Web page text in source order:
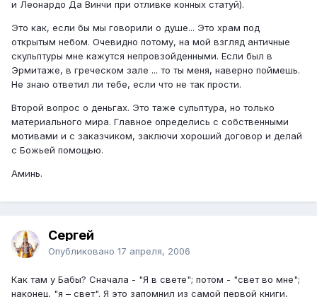
и Леонардо Да Винчи при отливке конных статуй).
Это как, если бы мы говорили о душе... Это храм под
открытым небом. Очевидно потому, на мой взгляд античные
скульптуры мне кажутся непровзойденными. Если был в
Эрмитаже, в греческом зале ... то ты меня, наверно поймешь.
Не знаю ответил ли тебе, если что не так прости.
Второй вопрос о деньгах. Это таже сульптура, но только
материального мира. Главное определись с собственными
мотивами и с заказчиком, заключи хороший договор и делай
с Божьей помощью.
Аминь.
Сергей
Опубликовано 17 апреля, 2006
Как там у Бабы? Сначала - "Я в свете"; потом - "свет во мне";
наконец, "я – свет". Я это запомнил из самой первой книги,